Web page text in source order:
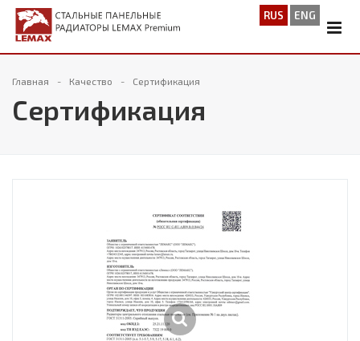
RUS ENG
Главная Качество Сертификация
Сертификация